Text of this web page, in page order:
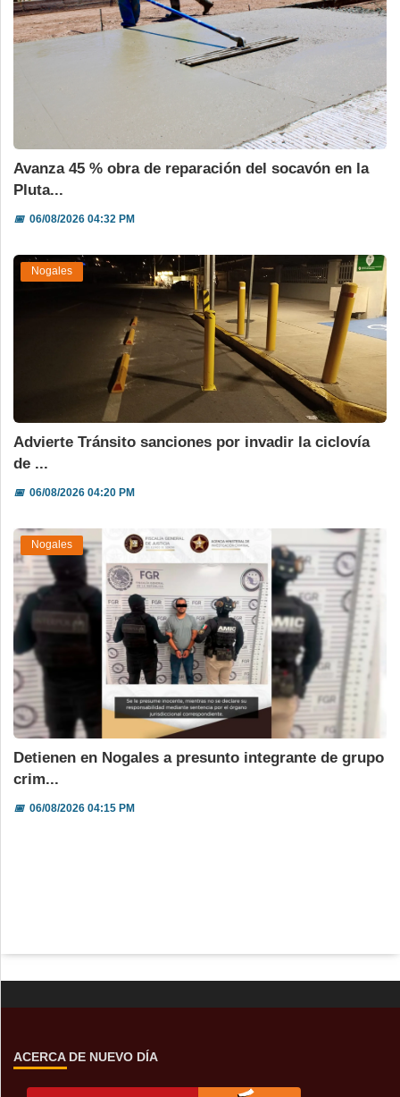
Avanza 45 % obra de reparación del socavón en la
Pluta...
📅06/08/2026 04:32 PM
Nogales
Advierte Tránsito sanciones por invadir la ciclovía
de ...
📅06/08/2026 04:20 PM
Nogales
Detienen en Nogales a presunto integrante de grupo
crim...
📅06/08/2026 04:15 PM
ACERCA DE NUEVO DÍA